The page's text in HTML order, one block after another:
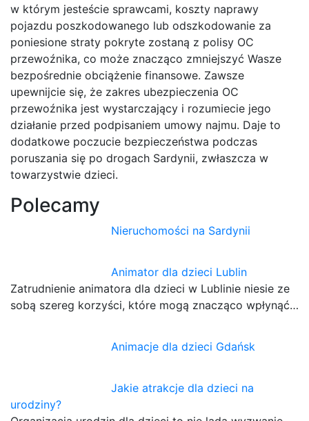
w którym jesteście sprawcami, koszty naprawy
pojazdu poszkodowanego lub odszkodowanie za
poniesione straty pokryte zostaną z polisy OC
przewoźnika, co może znacząco zmniejszyć Wasze
bezpośrednie obciążenie finansowe. Zawsze
upewnijcie się, że zakres ubezpieczenia OC
przewoźnika jest wystarczający i rozumiecie jego
działanie przed podpisaniem umowy najmu. Daje to
dodatkowe poczucie bezpieczeństwa podczas
poruszania się po drogach Sardynii, zwłaszcza w
towarzystwie dzieci.
Polecamy
Nieruchomości na Sardynii
Animator dla dzieci Lublin
Zatrudnienie animatora dla dzieci w Lublinie niesie ze
sobą szereg korzyści, które mogą znacząco wpłynąć…
Animacje dla dzieci Gdańsk
Jakie atrakcje dla dzieci na
urodziny?